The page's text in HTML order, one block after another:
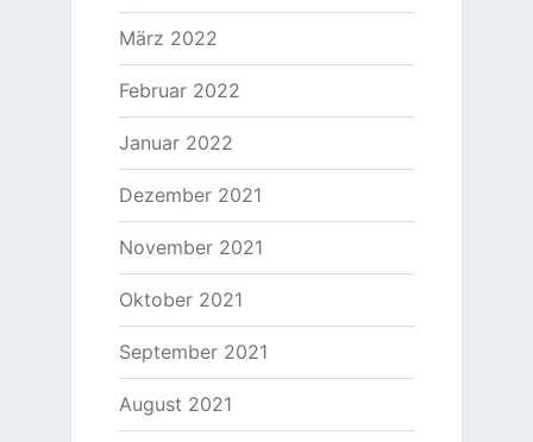
März 2022
Februar 2022
Januar 2022
Dezember 2021
November 2021
Oktober 2021
September 2021
August 2021